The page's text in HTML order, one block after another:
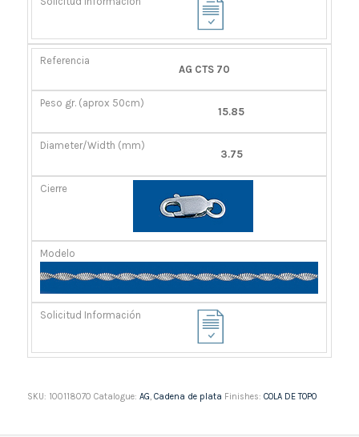
AG CTS 70
15.85
3.75
SKU: 100118070 Catalogue: AG Cadena de plata Finishes: COLA DE TOPO